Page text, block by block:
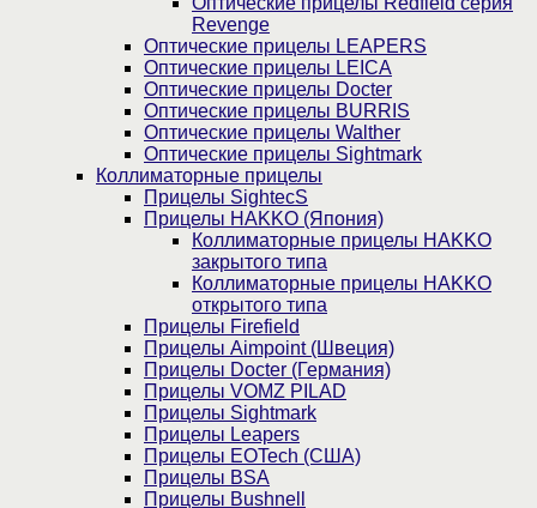
Revenge
Оптические прицелы LEAPERS
Оптические прицелы LEICA
Оптические прицелы Docter
Оптические прицелы BURRIS
Оптические прицелы Walther
Оптические прицелы Sightmark
Коллиматорные прицелы
Прицелы SightecS
Прицелы HAKKO (Япония)
Коллиматорные прицелы HAKKO
закрытого типа
Коллиматорные прицелы HAKKO
открытого типа
Прицелы Firefield
Прицелы Aimpoint (Швеция)
Прицелы Docter (Германия)
Прицелы VOMZ PILAD
Прицелы Sightmark
Прицелы Leapers
Прицелы EOTech (США)
Прицелы BSA
Прицелы Bushnell